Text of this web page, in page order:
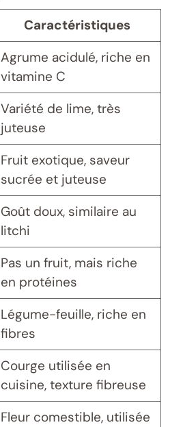
Caractéristiques
Agrume acidulé, riche en
vitamine C
Variété de lime, très
juteuse
Fruit exotique, saveur
sucrée et juteuse
Goût doux, similaire au
litchi
Pas un fruit, mais riche
en protéines
Légume-feuille, riche en
fibres
Courge utilisée en
cuisine, texture fibreuse
Fleur comestible, utilisée